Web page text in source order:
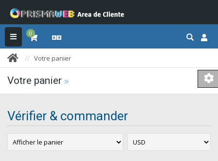
0
Votre panier
Votre panier
Vérifier & commander